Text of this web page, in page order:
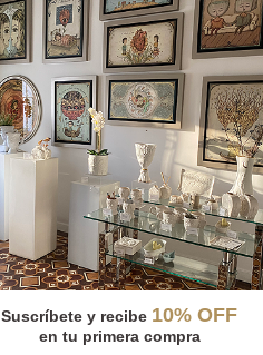
Suscríbete y recibe 10% OFF
en tu primera compra